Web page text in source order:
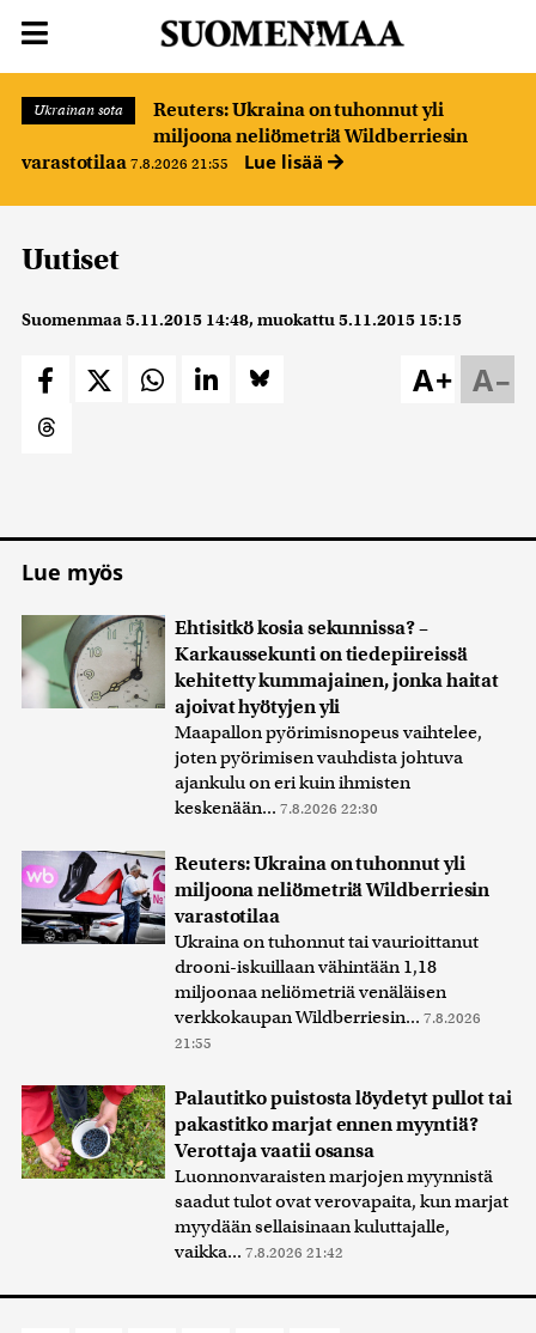
Ukrainan sota
Reuters: Ukraina on tuhonnut yli
miljoona neliömetriä Wildberriesin
varastotilaa 7.8.2026 21:55 Lue lisää
Uutiset
Suomenmaa5.11.2015 14:48, muokattu5.11.2015 15:15
A–
A+
Lue myös
Ehtisitkö kosia sekunnissa? –
Karkaussekunti on tiedepiireissä
kehitetty kummajainen, jonka haitat
ajoivat hyötyjen yli
Maapallon pyörimisnopeus vaihtelee,
joten pyörimisen vauhdista johtuva
ajankulu on eri kuin ihmisten
keskenään... 7.8.2026 22:30
Reuters: Ukraina on tuhonnut yli
miljoona neliömetriä Wildberriesin
varastotilaa
Ukraina on tuhonnut tai vaurioittanut
drooni-iskuillaan vähintään 1,18
miljoonaa neliömetriä venäläisen
verkkokaupan Wildberriesin... 7.8.2026
21:55
Palautitko puistosta löydetyt pullot tai
pakastitko marjat ennen myyntiä?
Verottaja vaatii osansa
Luonnonvaraisten marjojen myynnistä
saadut tulot ovat verovapaita, kun marjat
myydään sellaisinaan kuluttajalle,
vaikka... 7.8.2026 21:42